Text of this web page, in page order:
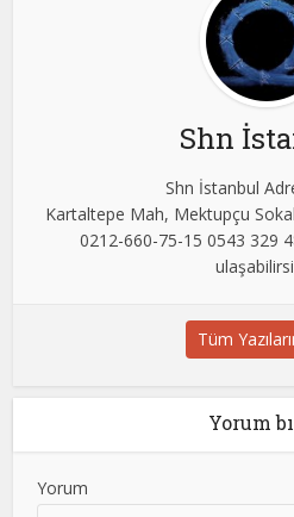
Shn
Shn İstanbul
Kartaltepe Mah, Mektupçu
0212-660-75-15 0543 329
Tüm
Yorum
Yorum